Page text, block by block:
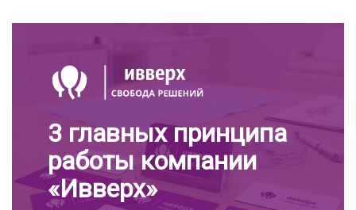
3 главных принципа
работы компании
«Ивверх»